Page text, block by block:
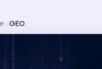
: GEO